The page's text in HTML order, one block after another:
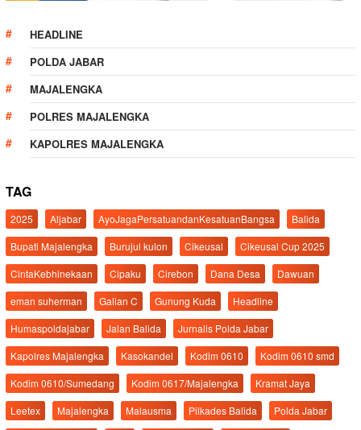
HEADLINE
POLDA JABAR
MAJALENGKA
POLRES MAJALENGKA
KAPOLRES MAJALENGKA
TAG
2025 Aljabar AyoJagaPersatuandanKesatuanBangsa
Balida
Bupati Majalengka
Burujul kulon Cikeusal
Cikeusal Cup 2025
CintaKebhinekaan
Cipaku Cirebon Dana Desa
Dawuan
eman suherman
Galian C Gunung Kuda
Headline
Humaspoldajabar
Jalan Balida
Jurnalis Polda Jabar
Kapolres Majalengka
Kasokandel Kodim 0610
Kodim 0610 smd
Kodim 0610/Sumedang
Kodim 0617/Majalengka
Kramat Jaya
Leetex
Majalengka Malausma Pilkades Balida
Polda Jabar